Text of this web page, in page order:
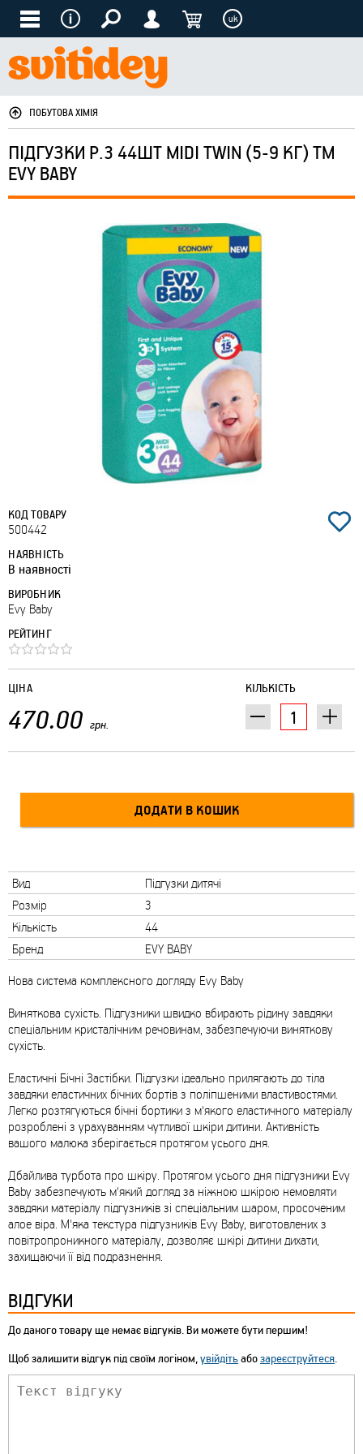
uk
ПОБУТОВА ХІМІЯ
ПІДГУЗКИ Р.3 44ШТ MIDI TWIN (5-9 КГ) ТМ
EVY BABY
КОД ТОВАРУ
500442
НАЯВНІСТЬ
В наявності
ВИРОБНИК
Evy Baby
РЕЙТИНГ
КІЛЬКІСТЬ
ЦІНА
470.00 грн.
Вид
Підгузки дитячі
Розмір
3
Кількість
44
Бренд
EVY BABY
Нова система комплексного догляду Evy Baby
Виняткова сухість. Підгузники швидко вбирають рідину завдяки
спеціальним кристалічним речовинам, забезпечуючи виняткову
сухість.
Еластичні Бічні Застібки. Підгузки ідеально прилягають до тіла
завдяки еластичних бічних бортів з поліпшеними властивостями.
Легко розтягуються бічні бортики з м'якого еластичного матеріалу
розроблені з урахуванням чутливої шкіри дитини. Активність
вашого малюка зберігається протягом усього дня.
Дбайлива турбота про шкіру. Протягом усього дня підгузники Evy
Baby забезпечують м'який догляд за ніжною шкірою немовляти
завдяки матеріалу підгузників зі спеціальним шаром, просоченим
алое віра. М'яка текстура підгузників Evy Baby, виготовлених з
повітропроникного матеріалу, дозволяє шкірі дитини дихати,
захищаючи її від подразнення.
ВІДГУКИ
До даного товару ще немає відгуків. Ви можете бути першим!
Щоб залишити відгук під своїм логіном,увійдітьабозареєструйтеся.